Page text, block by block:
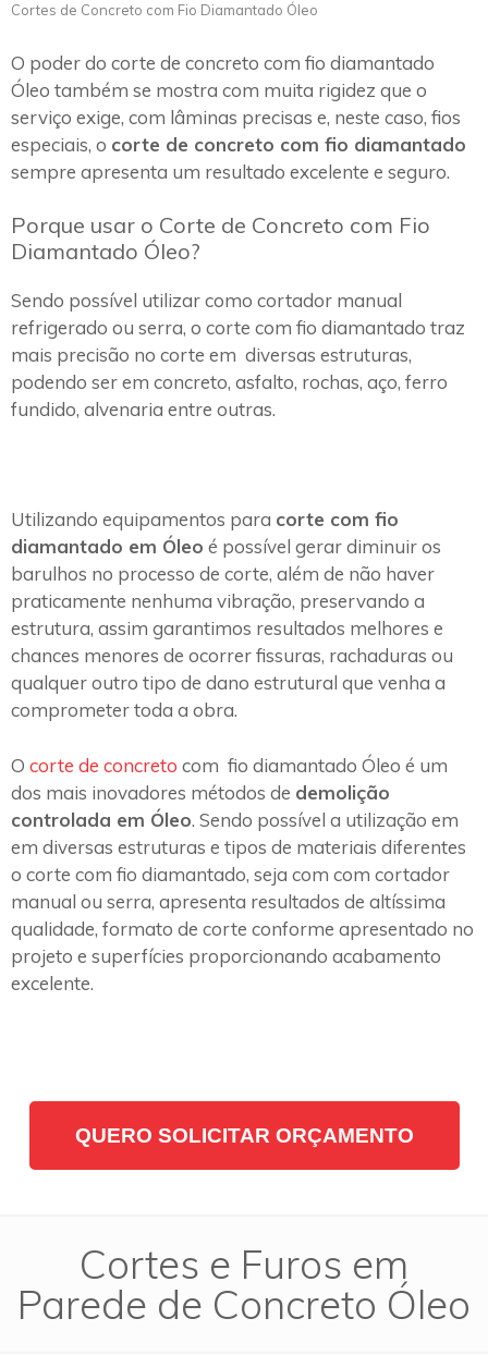
Cortes de Concreto com Fio Diamantado Óleo
O poder do corte de concreto com fio diamantado
Óleo também se mostra com muita rigidez que o
serviço exige, com lâminas precisas e, neste caso, fios
especiais, o corte de concreto com fio diamantado
sempre apresenta um resultado excelente e seguro.
Porque usar o Corte de Concreto com Fio
Diamantado Óleo?
Sendo possível utilizar como cortador manual
refrigerado ou serra, o corte com fio diamantado traz
mais precisão no corte em diversas estruturas,
podendo ser em concreto, asfalto, rochas, aço, ferro
fundido, alvenaria entre outras.
Utilizando equipamentos para corte com fio
diamantado em Óleo é possível gerar diminuir os
barulhos no processo de corte, além de não haver
praticamente nenhuma vibração, preservando a
estrutura, assim garantimos resultados melhores e
chances menores de ocorrer fissuras, rachaduras ou
qualquer outro tipo de dano estrutural que venha a
comprometer toda a obra.
O corte de concreto com fio diamantado Óleo é um
dos mais inovadores métodos de demolição
controlada em Óleo. Sendo possível a utilização em
em diversas estruturas e tipos de materiais diferentes
o corte com fio diamantado, seja com com cortador
manual ou serra, apresenta resultados de altíssima
qualidade, formato de corte conforme apresentado no
projeto e superfícies proporcionando acabamento
excelente.
QUERO SOLICITAR ORÇAMENTO
Cortes e Furos em
Parede de Concreto Óleo